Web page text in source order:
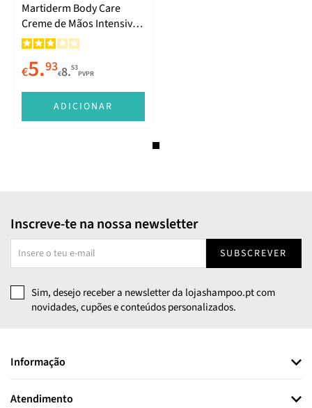
Martiderm Body Care
Creme de Mãos Intensivo
50ml
€5.93€8.53
PVPR
ADICIONAR
Inscreve-te na nossa newsletter
SUBSCREVER
Sim, desejo receber a newsletter da lojashampoo.pt com
novidades, cupões e conteúdos personalizados.
Informação
Atendimento